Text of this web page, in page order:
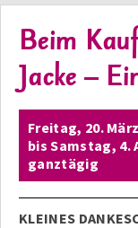
Beim
Jacke –
Freitag, 20.
bis Samstag, 4.
ganztägig
KLEINES